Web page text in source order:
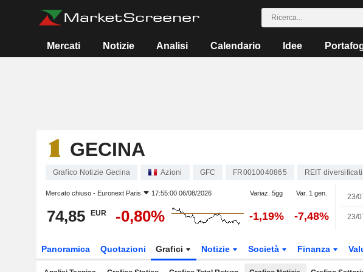
Mercati Notizie Analisi Calendario Idee
GECINA
Grafico Notizie Gecina Azioni GFC FR0010040865 REIT diversificati
Mercato chiuso - Euronext Paris 17:55:00 06/08/2026 Variaz. 5gg Var. 1 gen.
74,85 EUR -0,80% -1,19% -7,48%
23/
23/
Panoramica Quotazioni Grafici Notizie Società Finanza